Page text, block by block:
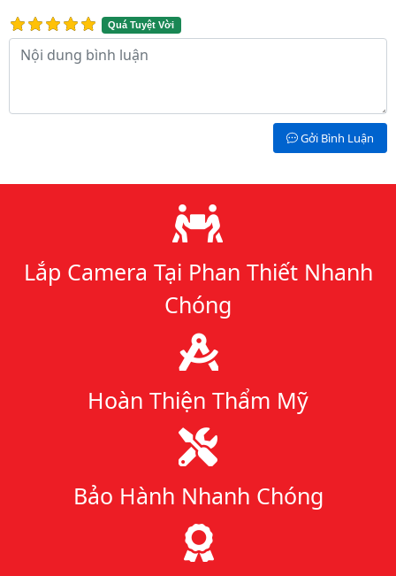
Quá Tuyệt Vời
Nội dung bình luận
Gởi Bình Luận
Lý do chọn chúng tôi
Lắp Camera Tại Phan Thiết Nhanh
Chóng
Hoàn Thiện Thẩm Mỹ
Bảo Hành Nhanh Chóng